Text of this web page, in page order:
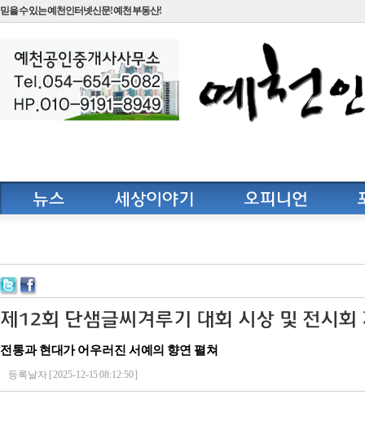
믿을 수 있는 예천인터넷신문! 예천 부동산!
전통과 현대가 어우러진 서예의 향연 펼쳐
등록날자 [ 2025-12-15 08:12:50 ]